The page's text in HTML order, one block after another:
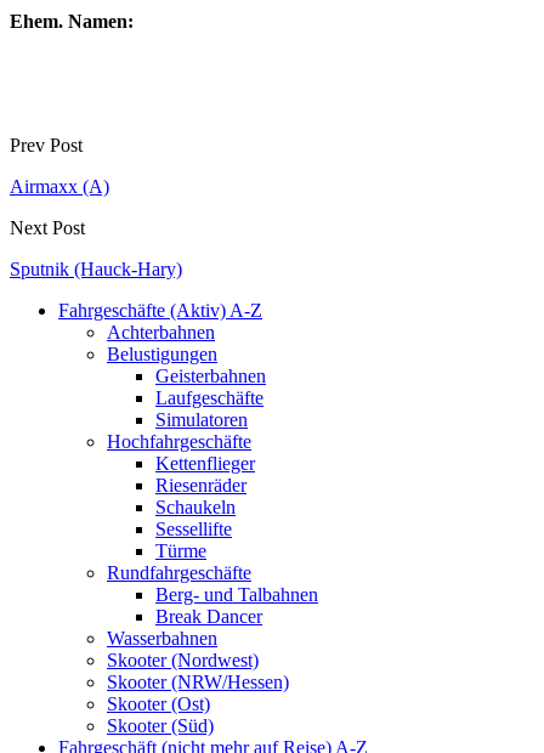
Ehem. Namen:
Prev Post
Airmaxx (A)
Next Post
Sputnik (Hauck-Hary)
Fahrgeschäfte (Aktiv) A-Z
Achterbahnen
Belustigungen
Geisterbahnen
Laufgeschäfte
Simulatoren
Hochfahrgeschäfte
Kettenflieger
Riesenräder
Schaukeln
Sessellifte
Türme
Rundfahrgeschäfte
Berg- und Talbahnen
Break Dancer
Wasserbahnen
Skooter (Nordwest)
Skooter (NRW/Hessen)
Skooter (Ost)
Skooter (Süd)
Fahrgeschäft (nicht mehr auf Reise) A-Z